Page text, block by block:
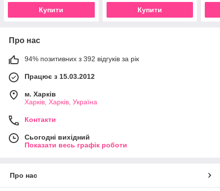
Купити Купити
Про нас
94% позитивних з 392 відгуків за рік
Працює з 15.03.2012
м. Харків
Харків, Харків, Україна
Контакти
Сьогодні вихідний
Показати весь графік роботи
Про нас